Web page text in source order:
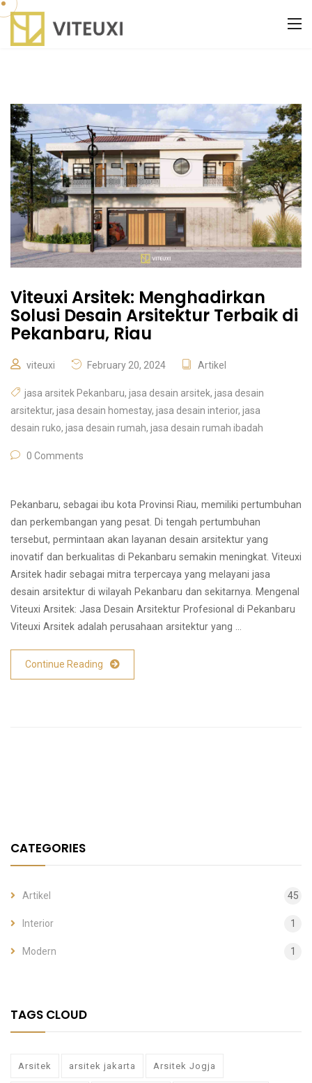
Viteuxi Arsitek: Menghadirkan
Solusi Desain Arsitektur Terbaik di
Pekanbaru, Riau
viteuxi February 20, 2024 Artikel
jasa arsitek Pekanbaru, jasa desain arsitek, jasa desain
arsitektur, jasa desain homestay, jasa desain interior, jasa
desain ruko, jasa desain rumah, jasa desain rumah ibadah
0 Comments
Pekanbaru, sebagai ibu kota Provinsi Riau, memiliki pertumbuhan
dan perkembangan yang pesat. Di tengah pertumbuhan
tersebut, permintaan akan layanan desain arsitektur yang
inovatif dan berkualitas di Pekanbaru semakin meningkat. Viteuxi
Arsitek hadir sebagai mitra terpercaya yang melayani jasa
desain arsitektur di wilayah Pekanbaru dan sekitarnya. Mengenal
Viteuxi Arsitek: Jasa Desain Arsitektur Profesional di Pekanbaru
Viteuxi Arsitek adalah perusahaan arsitektur yang …
Continue Reading
CATEGORIES
Artikel 45
Interior 1
Modern 1
TAGS CLOUD
Arsitek arsitek jakarta Arsitek Jogja